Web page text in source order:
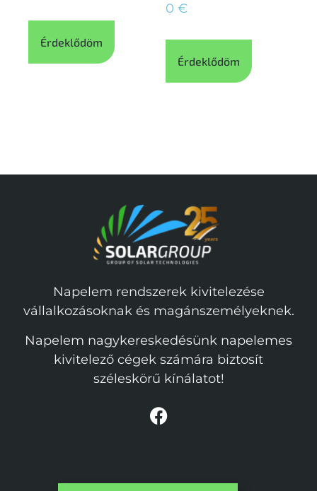
Érdeklődöm
0 €
Érdeklődöm
Napelem rendszerek kivitelezése
vállalkozásoknak és magánszemélyeknek.
Napelem nagykereskedésünk napelemes
kivitelező cégek számára biztosít
széleskörű kínálatot!